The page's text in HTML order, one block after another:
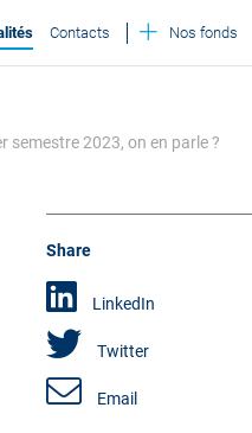
Contacts Nos fonds
semestre 2023, on en parle ?
Share
LinkedIn
Twitter
Email